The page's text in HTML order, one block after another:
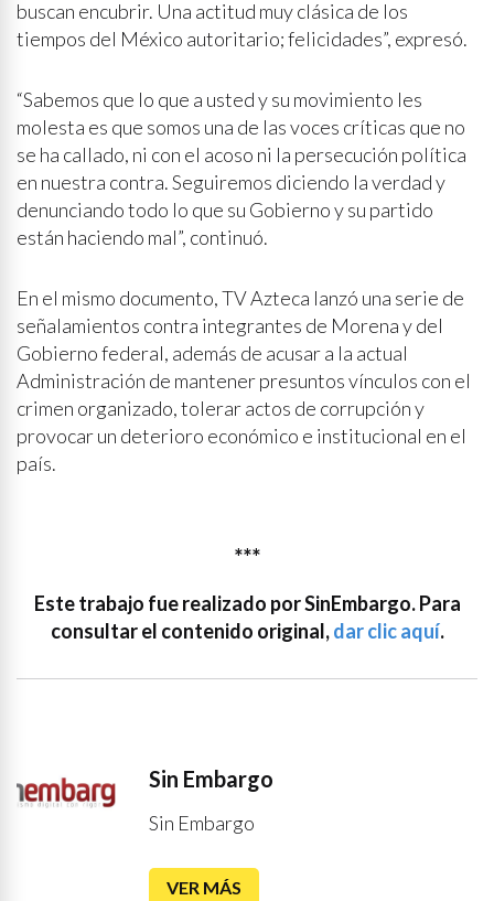
buscan encubrir. Una actitud muy clásica de los
tiempos del México autoritario; felicidades”, expresó.
“Sabemos que lo que a usted y su movimiento les
molesta es que somos una de las voces críticas que no
se ha callado, ni con el acoso ni la persecución política
en nuestra contra. Seguiremos diciendo la verdad y
denunciando todo lo que su Gobierno y su partido
están haciendo mal”, continuó.
En el mismo documento, TV Azteca lanzó una serie de
señalamientos contra integrantes de Morena y del
Gobierno federal, además de acusar a la actual
Administración de mantener presuntos vínculos con el
crimen organizado, tolerar actos de corrupción y
provocar un deterioro económico e institucional en el
país.
***
Este trabajo fue realizado por SinEmbargo. Para
consultar el contenido original,dar clic aquí.
Sin Embargo
Sin Embargo
VER MÁS